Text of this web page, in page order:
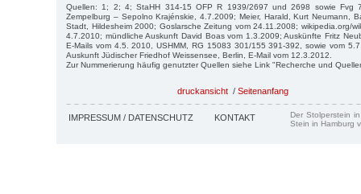
Quellen: 1; 2; 4; StaHH 314-15 OFP R 1939/2697 und 2698 sowie Fvg
Zempelburg – Sepolno Krajénskie, 4.7.2009; Meier, Harald, Kurt Neumann,
Stadt, Hildesheim 2000; Goslarsche Zeitung vom 24.11.2008; wikipedia.org/
4.7.2010; mündliche Auskunft David Boas vom 1.3.2009; Auskünfte Fritz
E-Mails vom 4.5. 2010, USHMM, RG 15083 301/155 391-392, sowie vom
Auskunft Jüdischer Friedhof Weissensee, Berlin, E-Mail vom 12.3.2012.
Zur Nummerierung häufig genutzter Quellen siehe Link "Recherche und
druckansicht / Seitenanfang
IMPRESSUM / DATENSCHUTZ KONTAKT
Der Stolperstein
Stein in Hamburg